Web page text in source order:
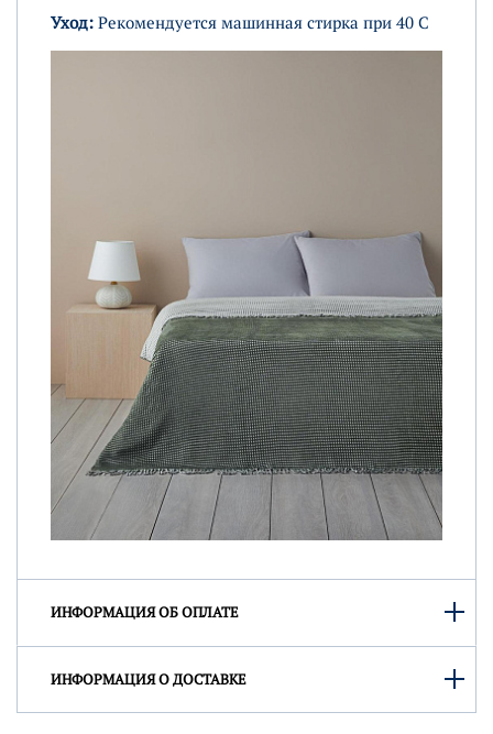
Уход: Рекомендуется машинная стирка при 40 C
ИНФОРМАЦИЯ ОБ ОПЛАТЕ
ИНФОРМАЦИЯ О ДОСТАВКЕ